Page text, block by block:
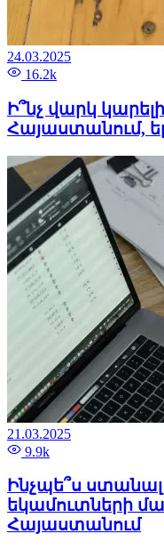
24.03.2025
16.2k
Ի՞նչ վարկ
Հայաստանում,
21.03.2025
9.9k
Ինչպե՞ս
եկամուտների
Հայաստանում